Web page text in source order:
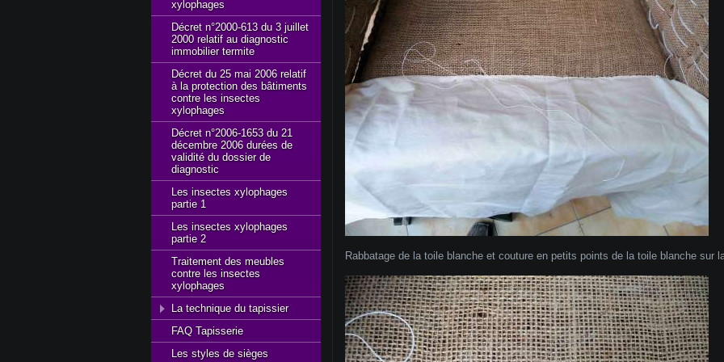
Rabbatage de la toile blanche et couture en petits points de la toile blanche sur
xylophages
Décret n°2000-613 du 3 juillet
2000 relatif au diagnostic
immobilier termite
Décret du 25 mai 2006 relatif
à la protection des bâtiments
contre les insectes
xylophages
Décret n°2006-1653 du 21
décembre 2006 durées de
validité du dossier de
diagnostic
Les insectes xylophages
partie 1
Les insectes xylophages
partie 2
Traitement des meubles
contre les insectes
xylophages
La technique du tapissier
FAQ Tapisserie
Les styles de sièges